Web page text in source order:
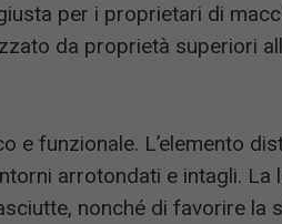
per i proprietari di
da proprietà superiori
e funzionale. L’elemento
arrotondati e intagli. La
nonché di favorire la